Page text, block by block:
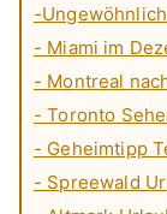
-
- Miami im
- Montreal
- Toronto
- Geheimtipp
- Spreewald